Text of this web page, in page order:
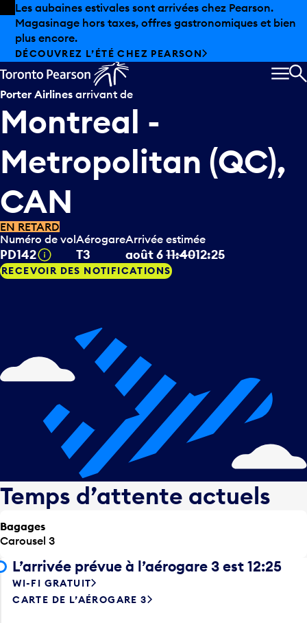
Skip to offers
Passer au contenu principal
Les aubaines estivales sont arrivées chez Pearson.
Magasinage hors taxes, offres gastronomiques et bien
plus encore.
DÉCOUVREZ L’ÉTÉ CHEZ PEARSON
Porter Airlines arrivant de
Montreal -
Metropolitan (QC),
CAN
EN RETARD
Numéro de vol
PD142 Infobulle
Aérogare
T3
Arrivée estimée
août 611:4012:25
RECEVOIR DES NOTIFICATIONS
Temps d’attente actuels
Bagages
Carousel 3
L’arrivée prévue à l’aérogare 3 est 12:25
WI-FI GRATUIT
CARTE DE L’AÉROGARE 3